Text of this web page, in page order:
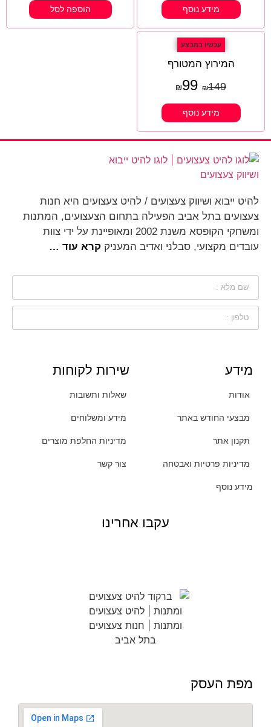
מידע נוסף הוספה לסל
עכשיו במבצע
המירוץ המטורף
₪149
₪99
מידע נוסף
להיט ייבוא ושיווק צעצועים / להיט צעצועים היא חנות
צעצועים בתל אביב הפעילה בתחום הצעצועים, המתנות
ומשחקי הקופסא משנת 2002 ומאופיינת על ידי צוות
עובדים מקצועי, סבלני ואדיב המעניק קרא עוד …
מידע
אודות
מבצעי החודש באתר
תקנון אתר
מדיניות פרטיות ואבטחה
מידע נוסף
שירות לקוחות
שאלות ותשובות
מידע ומשלוחים
מדיניות החלפת מוצרים
צור קשר
עקבו אחרינו
מפת העסק